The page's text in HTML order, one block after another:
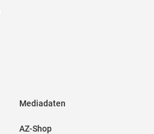
Mediadaten
AZ-Shop